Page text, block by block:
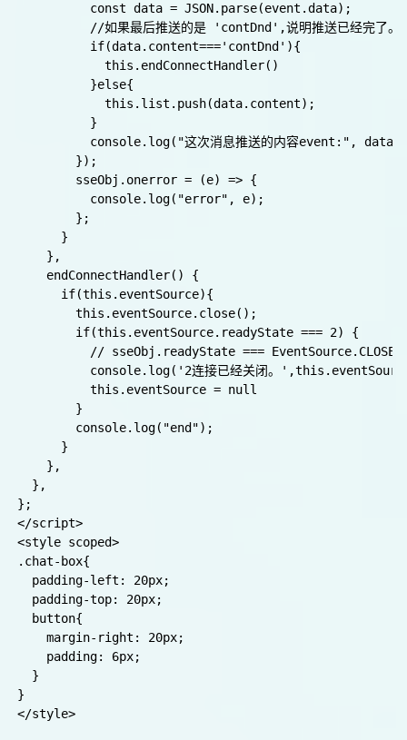
          if(sseObj.readyState === 1){
// sseObj.readyState === EventSource.OPEN
let data = `SSE 连接成功，状态${
            this.stateData = data;
            console.log("1:SSE 连接成功");
        // 接收消息，这个事件需要和后端保持一致哈
        // 后端的事件名称：sseEvent
sseObj.addEventListener("sseEvent", (event)
          const data = JSON.parse(event.data);
//如果最后推送的是 'contDnd',说明推送已经完了。
          if(data.content==='contDnd'){
            this.endConnectHandler()
          }else{
            this.list.push(data.content);
          }
console.log("这次消息推送的内容event:",
        });
        sseObj.onerror = (e) => {
          console.log("error", e);
        };
    endConnectHandler() {
      if(this.eventSource){
        this.eventSource.close();
        if(this.eventSource.readyState === 2) {
// sseObj.readyState === EventSource.CLOSED
console.log('2连接已经关闭。
          this.eventSource = null
        }
        console.log("end");
      }
    },
  },
};
</script>